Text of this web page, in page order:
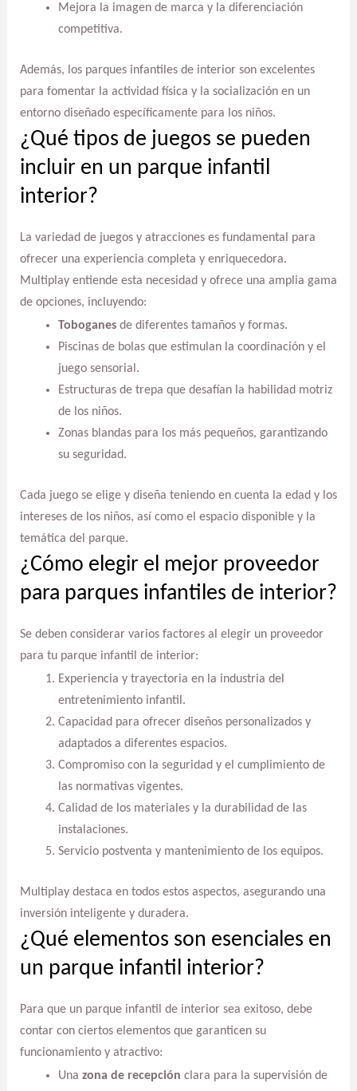
Mejora la imagen de marca y la diferenciación
competitiva.
Además, los parques infantiles de interior son excelentes
para fomentar la actividad física y la socialización en un
entorno diseñado específicamente para los niños.
¿Qué tipos de juegos se pueden
incluir en un parque infantil
interior?
La variedad de juegos y atracciones es fundamental para
ofrecer una experiencia completa y enriquecedora.
Multiplay entiende esta necesidad y ofrece una amplia gama
de opciones, incluyendo:
Toboganesde diferentes tamaños y formas.
Piscinas de bolas que estimulan la coordinación y el
juego sensorial.
Estructuras de trepa que desafían la habilidad motriz
de los niños.
Zonas blandas para los más pequeños, garantizando
su seguridad.
Cada juego se elige y diseña teniendo en cuenta la edad y los
intereses de los niños, así como el espacio disponible y la
temática del parque.
¿Cómo elegir el mejor proveedor
para parques infantiles de interior?
Se deben considerar varios factores al elegir un proveedor
para tu parque infantil de interior:
Experiencia y trayectoria en la industria del
entretenimiento infantil.
Capacidad para ofrecer diseños personalizados y
adaptados a diferentes espacios.
Compromiso con la seguridad y el cumplimiento de
las normativas vigentes.
Calidad de los materiales y la durabilidad de las
instalaciones.
Servicio postventa y mantenimiento de los equipos.
Multiplay destaca en todos estos aspectos, asegurando una
inversión inteligente y duradera.
¿Qué elementos son esenciales en
un parque infantil interior?
Para que un parque infantil de interior sea exitoso, debe
contar con ciertos elementos que garanticen su
funcionamiento y atractivo:
Una zona de recepción clara para la supervisión de